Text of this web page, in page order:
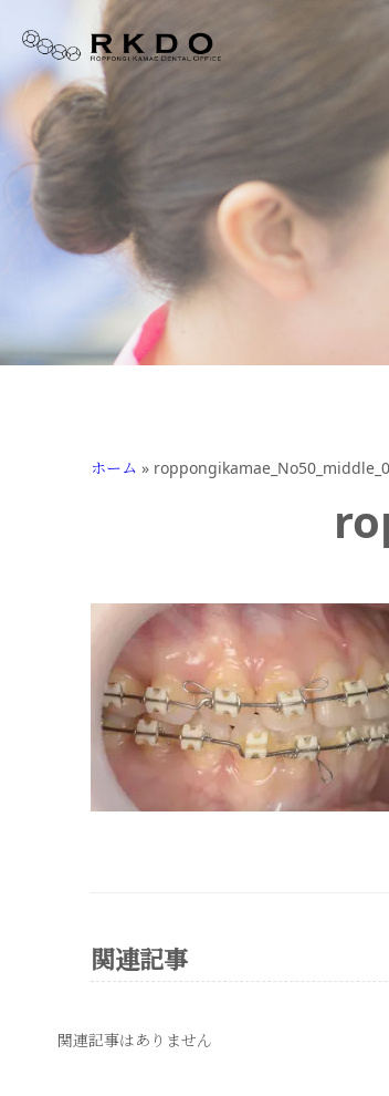
ホーム »
関連記事
関連記事はありません